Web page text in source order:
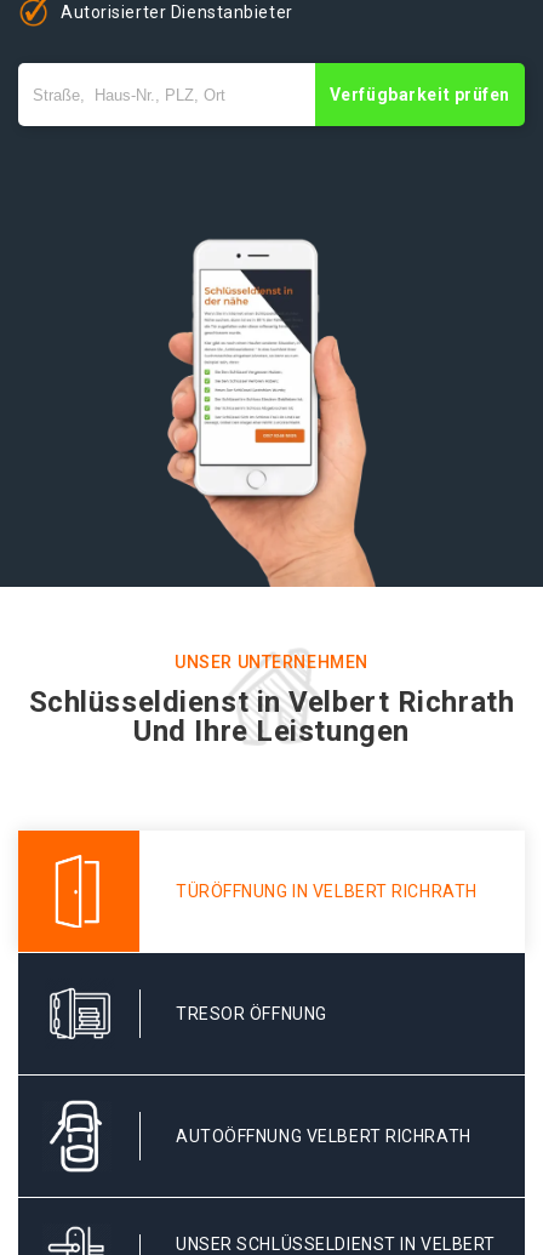
Autorisierter Dienstanbieter
Verfügbarkeit prüfen
UNSER UNTERNEHMEN
Schlüsseldienst in Velbert Richrath
Und Ihre Leistungen
TÜRÖFFNUNG IN VELBERT RICHRATH
TRESOR ÖFFNUNG
AUTOÖFFNUNG VELBERT RICHRATH
UNSER SCHLÜSSELDIENST IN VELBERT